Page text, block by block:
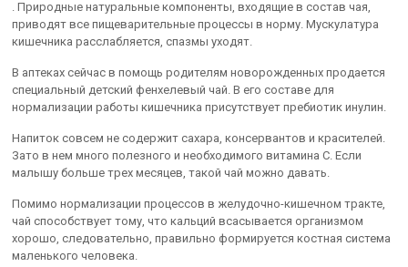
. Природные натуральные компоненты, входящие в состав чая,
приводят все пищеварительные процессы в норму. Мускулатура
кишечника расслабляется, спазмы уходят.
В аптеках сейчас в помощь родителям новорожденных продается
специальный детский фенхелевый чай. В его составе для
нормализации работы кишечника присутствует пребиотик инулин.
Напиток совсем не содержит сахара, консервантов и красителей.
Зато в нем много полезного и необходимого витамина С. Если
малышу больше трех месяцев, такой чай можно давать.
Помимо нормализации процессов в желудочно-кишечном тракте,
чай способствует тому, что кальций всасывается организмом
хорошо, следовательно, правильно формируется костная система
маленького человека.